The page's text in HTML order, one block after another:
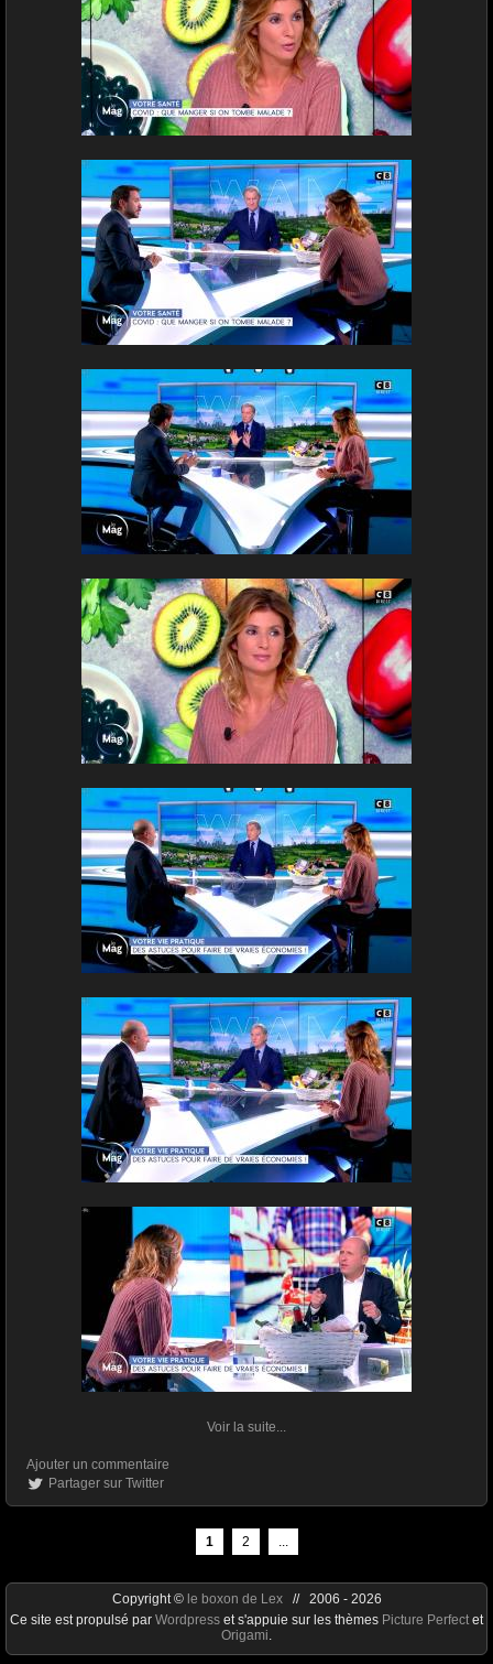
Voir la suite...
Ajouter un commentaire
Partager sur Twitter
1 2 ...
Copyright © le boxon de Lex// 2006 - 2026
Ce site est propulsé par Wordpress et s'appuie sur les thèmes Picture Perfect et
Origami.